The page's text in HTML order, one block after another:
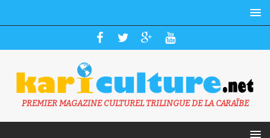
PREMIER MAGAZINE CULTUREL TRILINGUE DE LA CARAÏBE